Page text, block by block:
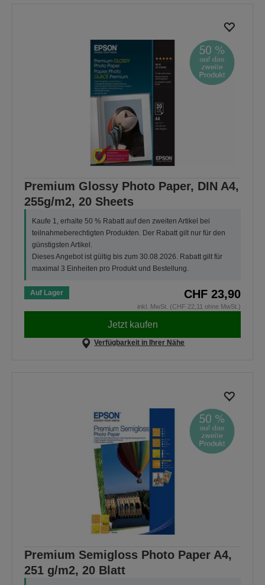
Premium Glossy Photo Paper, DIN A4,
255g/m2, 20 Sheets
Kaufe 1, erhalte 50 % Rabatt auf den zweiten Artikel bei
teilnahmeberechtigten Produkten. Der Rabatt gilt nur für den
günstigsten Artikel.
Dieses Angebot ist gültig bis zum 30.08.2026. Rabatt gilt für
maximal 3 Einheiten pro Produkt und Bestellung.
Auf Lager CHF 23,90
inkl. MwSt. (CHF 22,11 ohne MwSt.)
Jetzt kaufen
Verfügbarkeit in Ihrer Nähe
Premium Semigloss Photo Paper A4,
251 g/m2, 20 Blatt